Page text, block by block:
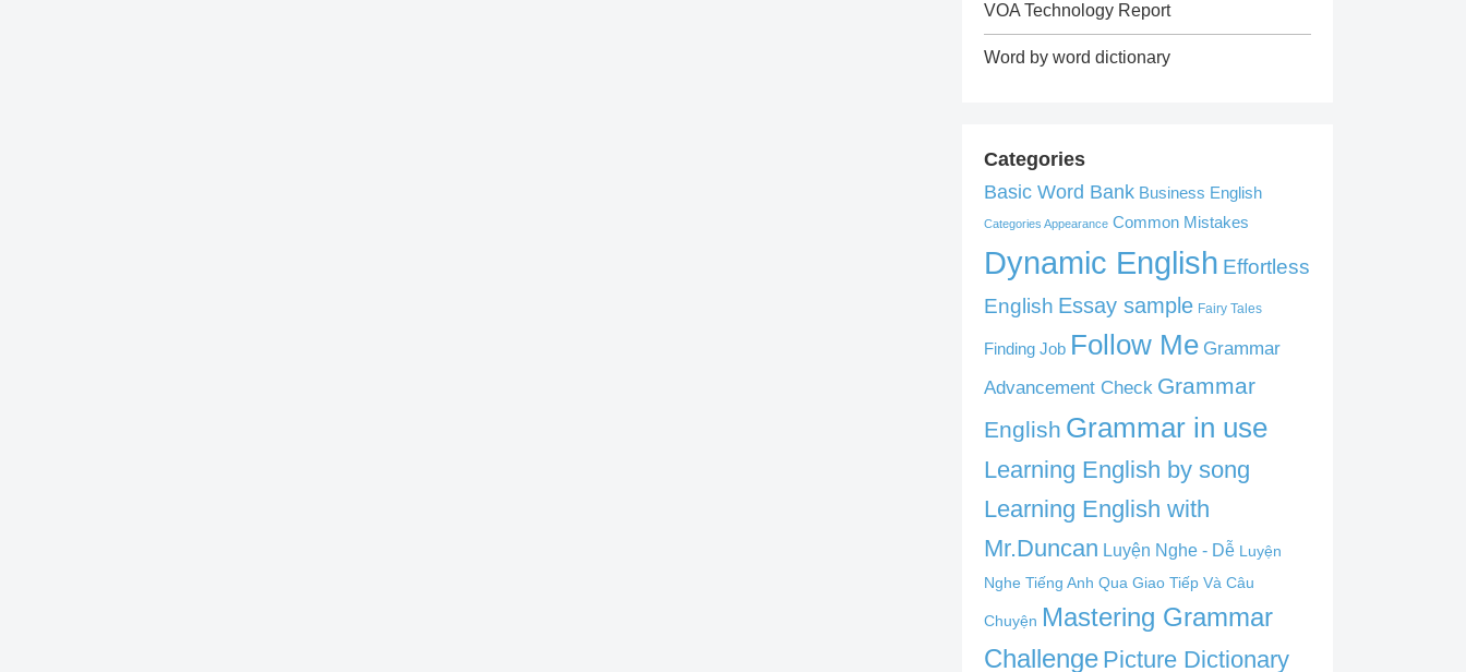
VOA Technology Report
Word by word dictionary
Categories
Basic Word Bank Business English
Categories Appearance Common Mistakes
Dynamic English Effortless
English Essay sample Fairy Tales
Finding Job Follow Me Grammar
Advancement Check Grammar
English Grammar in use
Learning English by song
Learning English with
Mr.Duncan Luyện Nghe - Dễ Luyện
Nghe Tiếng Anh Qua Giao Tiếp Và Câu
Chuyện Mastering Grammar
Challenge Picture Dictionary